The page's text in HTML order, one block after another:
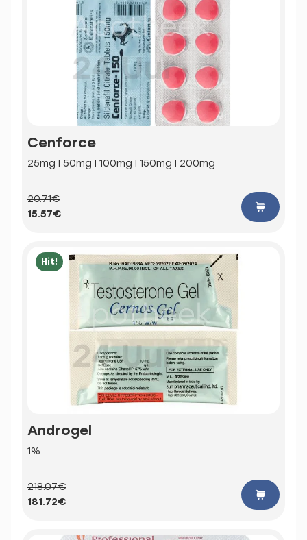
Cenforce
25mg | 50mg | 100mg | 150mg | 200mg
20.71€
15.57€
Hit!
Androgel
1%
218.07€
181.72€